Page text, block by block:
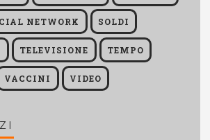
NETWORK SOLDI
TELEVISIONE TEMPO
VACCINI VIDEO